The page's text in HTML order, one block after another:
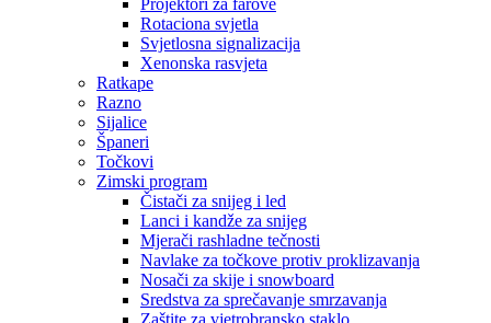
Projektori za farove
Rotaciona svjetla
Svjetlosna signalizacija
Xenonska rasvjeta
Ratkape
Razno
Sijalice
Španeri
Točkovi
Zimski program
Čistači za snijeg i led
Lanci i kandže za snijeg
Mjerači rashladne tečnosti
Navlake za točkove protiv proklizavanja
Nosači za skije i snowboard
Sredstva za sprečavanje smrzavanja